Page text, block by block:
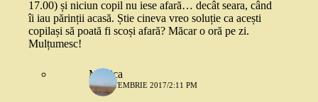
17.00) și niciun copil nu iese afară… decât seara, când
îi iau părinții acasă. Știe cineva vreo soluție ca acești
copilași să poată fi scoși afară? Măcar o oră pe zi.
Mulțumesc!
Monica
19 SEPTEMBRIE 2017/2:11 PM